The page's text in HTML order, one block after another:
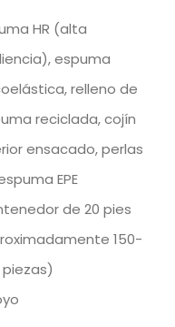
HR (alta
espuma
relleno de
reciclada, cojín
ensacado, perlas
EPE
de 20 pies
150-
piezas)